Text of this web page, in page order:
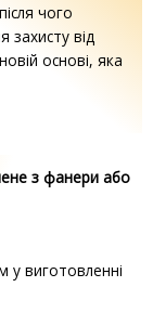
чого
захисту від
основі, яка
з фанери або
у виготовленні